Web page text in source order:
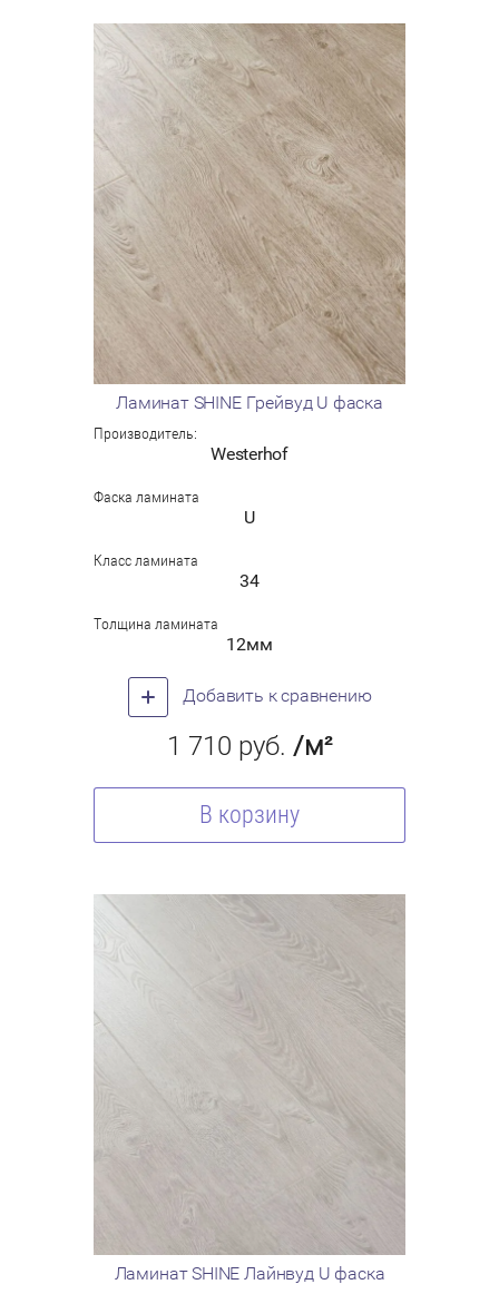
Ламинат SHINE Грейвуд U фаска
Производитель:
Westerhof
Фаска ламината
U
Класс ламината
34
Толщина ламината
12мм
Добавить к сравнению
1 710 руб. /м²
В корзину
Ламинат SHINE Лайнвуд U фаска